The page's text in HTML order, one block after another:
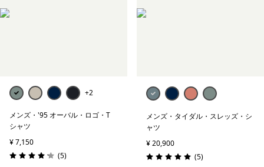
+2
メンズ・'95 オーバル・ロゴ・T
シャツ
¥ 7,150
評価: 4.2 / 5
(5レビュー
)
メンズ・タイダル・スレッズ・シ
ャツ
¥ 20,900
評価: 5.0 / 5
(5レビュー
)